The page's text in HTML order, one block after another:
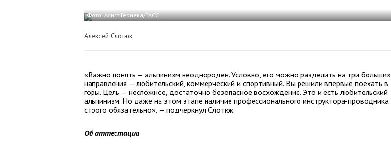
Фото: Асият Гериева/ТАСС
Алексей Слотюк
«Важно понять — альпинизм неоднороден. Условно, его можно разделить на три больших
направления — любительский, коммерческий и спортивный. Вы решили впервые поехать в
горы. Цель — несложное, достаточно безопасное восхождение. Это и есть любительский
альпинизм. Но даже на этом этапе наличие профессионального инструктора-проводника
строго обязательно», — подчеркнул Слотюк.
Об аттестации